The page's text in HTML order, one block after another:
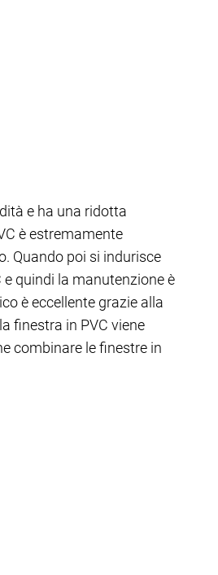
e ha una ridotta
è estremamente
Quando poi si indurisce
quindi la manutenzione è
è eccellente grazie alla
finestra in PVC viene
combinare le finestre in